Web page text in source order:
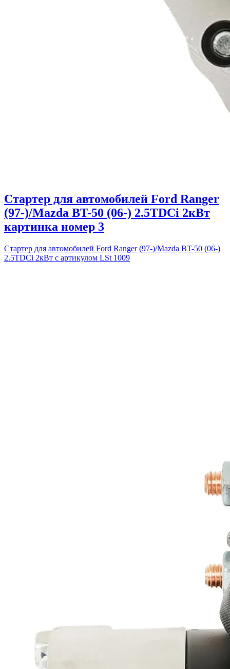
Стартер для автомобилей Ford Ranger
(97-)/Mazda BT-50 (06-) 2.5TDCi 2кВт
картинка номер 3
Стартер для автомобилей Ford Ranger (97-)/Mazda BT-50 (06-)
2.5TDCi 2кВт с артикулом LSt 1009